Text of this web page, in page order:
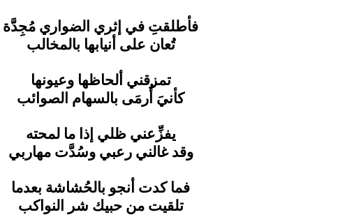
فأطلقتِ في إثري الضواري مُجِدَّة
تُعان على أنيابها بالمخالب
تمزقني ألحاظها وعيونها
كأنيَ أُرمَى بالسهام الصوائب
يفزِّعني ظلي إذا ما لمحته
وقد غالني رعبي وسُدَّت مهاربي
فما كدت أنجو بالحُشاشة بعدما
تلقيت من حبيك شر النواكب